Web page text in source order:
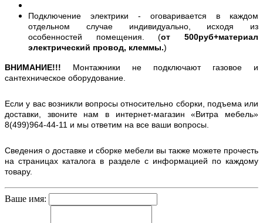
Подключение электрики - оговаривается в каждом
отдельном случае индивидуально, исходя из
особенностей помещения. (от 500руб+материал
электрический провод, клеммы.)
ВНИМАНИЕ!!! Монтажники не подключают газовое и
сантехническое оборудование.
Если у вас возникли вопросы относительно сборки, подъема или
доставки, звоните нам в интернет-магазин «Витра мебель»
8(499)964-44-11 и мы ответим на все ваши вопросы.
Сведения о доставке и сборке мебели вы также можете прочесть
на страницах каталога в разделе с информацией по каждому
товару.
Ваше имя: